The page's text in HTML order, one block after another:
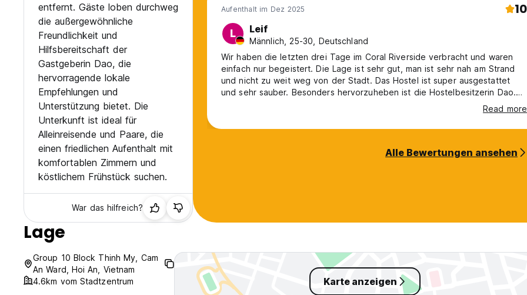
entfernt. Gäste loben durchweg
die außergewöhnliche
Freundlichkeit und
Hilfsbereitschaft der
Gastgeberin Dao, die
hervorragende lokale
Empfehlungen und
Unterstützung bietet. Die
Unterkunft ist ideal für
Alleinreisende und Paare, die
einen friedlichen Aufenthalt mit
komfortablen Zimmern und
köstlichem Frühstück suchen.
War das hilfreich?
Aufenthalt im Dez 2025 10
L Leif
Männlich, 25-30, Deutschland
Wir haben die letzten drei Tage im Coral Riverside verbracht und waren
einfach nur begeistert. Die Lage ist sehr gut, man ist sehr nah am Strand
und nicht zu weit weg von der Stadt. Das Hostel ist super ausgestattet
und sehr sauber. Besonders hervorzuheben ist die Hostelbesitzerin Dao.
Sie ist super nett und kommunikativ und hat uns viele tolle insider Tips
gegeben, von Sehenswürdigkeiten über die besten Lokale bis hin zu
Hinweisen bei der Anfertigung von Anzügen. Wirklich nur zu empfehlen!
Read more
Alle Bewertungen ansehen
Lage
Group 10 Block Thinh My, Cam
An Ward, Hoi An, Vietnam
4.6km vom Stadtzentrum
Karte anzeigen